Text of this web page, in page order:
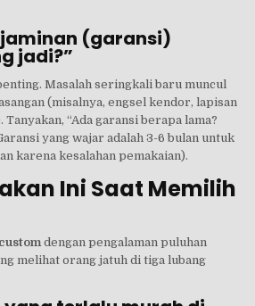
(garansi)
jadi?”
Masalah seringkali baru muncul
(misalnya, engsel kendor, lapisan
“Ada garansi berapa lama?
yang wajar adalah 3-6 bulan untuk
karena kesalahan pemakaian).
Ini Saat Memilih
dengan pengalaman puluhan
melihat orang jatuh di tiga lubang